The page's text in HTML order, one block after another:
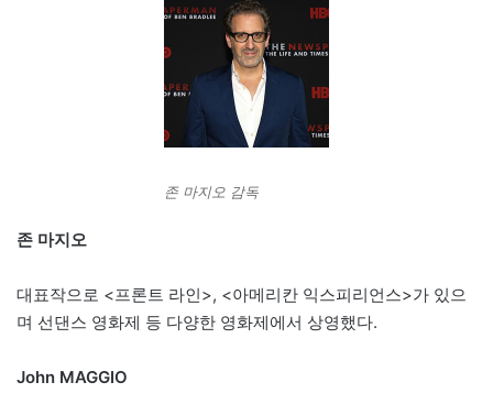
존 마지오 감독
존 마지오
대표작으로 <프론트 라인>, <아메리칸 익스피리언스>가 있으
며 선댄스 영화제 등 다양한 영화제에서 상영했다.
John MAGGIO